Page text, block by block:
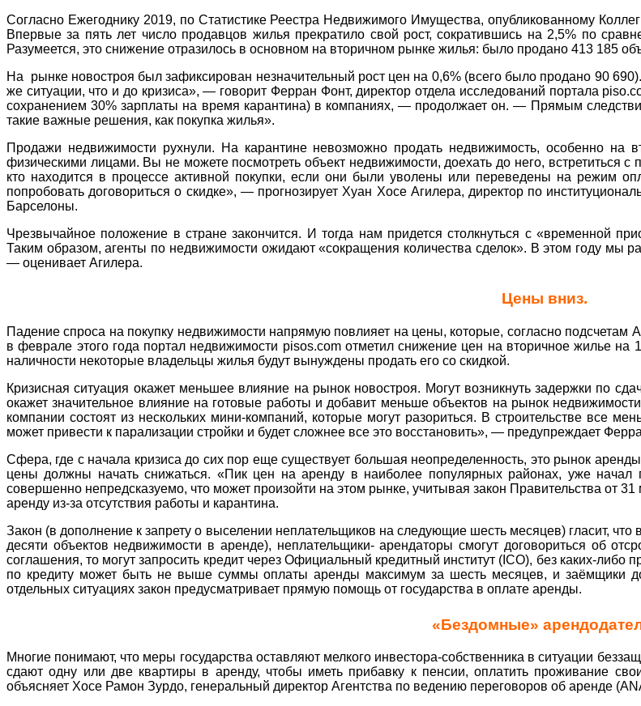
Согласно Ежегоднику 2019, по Статистике Реестра Недвижимого Имущества, опубликованному
Впервые за пять лет число продавцов жилья прекратило свой рост, сократившись на 2,5% по
Разумеется, это снижение отразилось в основном на вторичном рынке жилья: было продано 413 185
На рынке новостроя был зафиксирован незначительный рост цен на 0,6% (всего было продано 90
же ситуации, что и до кризиса», — говорит Ферран Фонт, директор отдела исследований портала
сохранением 30% зарплаты на время карантина) в компаниях, — продолжает он. — Прямым
такие важные решения, как покупка жилья».
Продажи недвижимости рухнули. На карантине невозможно продать недвижимость, особенно на
физическими лицами. Вы не можете посмотреть объект недвижимости, доехать до него, встретиться
кто находится в процессе активной покупки, если они были уволены или переведены на режим
попробовать договориться о скидке», — прогнозирует Хуан Хосе Агилера, директор по
Барселоны.
Чрезвычайное положение в стране закончится. И тогда нам придется столкнуться с «временной
Таким образом, агенты по недвижимости ожидают «сокращения количества сделок». В этом году мы
— оценивает Агилера.
Цены вниз.
Падение спроса на покупку недвижимости напрямую повлияет на цены, которые, согласно
в феврале этого года портал недвижимости pisos.com отметил снижение цен на вторичное жилье на
наличности некоторые владельцы жилья будут вынуждены продать его со скидкой.
Кризисная ситуация окажет меньшее влияние на рынок новостроя. Могут возникнуть задержки по
окажет значительное влияние на готовые работы и добавит меньше объектов на рынок
компании состоят из нескольких мини-компаний, которые могут разориться. В строительстве все
может привести к парализации стройки и будет сложнее все это восстановить», — предупреждает
Сфера, где с начала кризиса до сих пор еще существует большая неопределенность, это рынок
цены должны начать снижаться. «Пик цен на аренду в наиболее популярных районах, уже
совершенно непредсказуемо, что может произойти на этом рынке, учитывая закон Правительства от
аренду из-за отсутствия работы и карантина.
Закон (в дополнение к запрету о выселении неплательщиков на следующие шесть месяцев) гласит,
десяти объектов недвижимости в аренде), неплательщики- арендаторы смогут договориться об
соглашения, то могут запросить кредит через Официальный кредитный институт (ICO), без каких-либо
по кредиту может быть не выше суммы оплаты аренды максимум за шесть месяцев, и заёмщики
отдельных ситуациях закон предусматривает прямую помощь от государства в оплате аренды.
«Бездомные»
Многие понимают, что меры государства оставляют мелкого инвестора-собственника в ситуации
сдают одну или две квартиры в аренду, чтобы иметь прибавку к пенсии, оплатить проживание
объясняет Хосе Рамон Зурдо, генеральный директор Агентства по ведению переговоров об аренде